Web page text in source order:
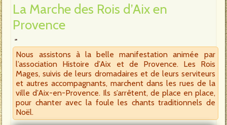
La Marche des Rois d’Aix en
Provence
Nous assistons à la belle manifestation animée par
l’association Histoire d’Aix et de Provence. Les Rois
Mages, suivis de leurs dromadaires et de leurs serviteurs
et autres accompagnants, marchent dans les rues de la
ville d’Aix-en-Provence. Ils s’arrêtent, de place en place,
pour chanter avec la foule les chants traditionnels de
Noël.